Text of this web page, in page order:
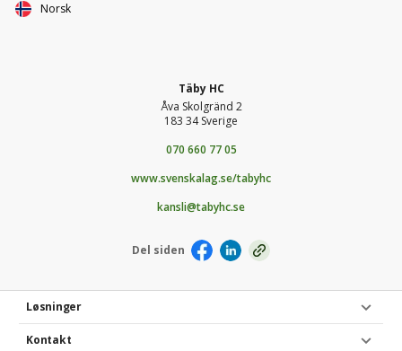
Täby HC
Åva Skolgränd 2
183 34 Sverige
070 660 77 05
www.svenskalag.se/tabyhc
kansli@tabyhc.se
Del siden
Løsninger
Kontakt
Norsk